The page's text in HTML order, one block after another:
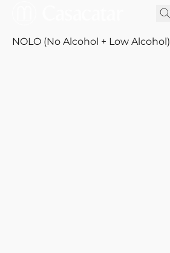
NOLO (No Alcohol + Low Alcohol)